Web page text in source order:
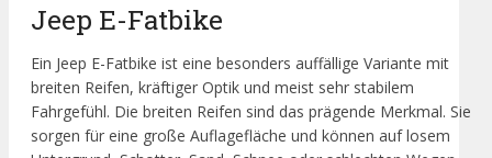
Jeep E-Fatbike
Ein Jeep E-Fatbike ist eine besonders auffällige Variante mit
breiten Reifen, kräftiger Optik und meist sehr stabilem
Fahrgefühl. Die breiten Reifen sind das prägende Merkmal. Sie
sorgen für eine große Auflagefläche und können auf losem